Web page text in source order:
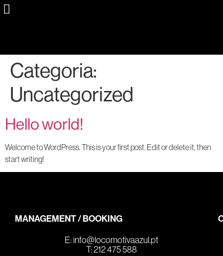
Categoria:
Uncategorized
Hello world!
Welcome to WordPress. This is your first post. Edit or delete it, then
start writing!
MANAGEMENT / BOOKING
E:info@locomotivaazul.pt
T: 212 475 588